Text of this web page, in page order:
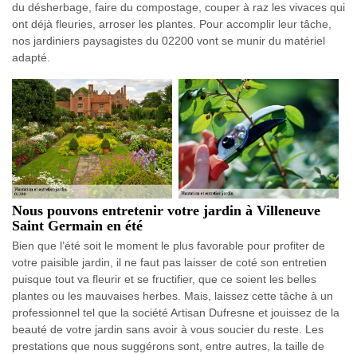
du désherbage, faire du compostage, couper à raz les vivaces qui
ont déjà fleuries, arroser les plantes. Pour accomplir leur tâche,
nos jardiniers paysagistes du 02200 vont se munir du matériel
adapté.
Nous pouvons entretenir votre jardin à Villeneuve
Saint Germain en été
Bien que l’été soit le moment le plus favorable pour profiter de
votre paisible jardin, il ne faut pas laisser de coté son entretien
puisque tout va fleurir et se fructifier, que ce soient les belles
plantes ou les mauvaises herbes. Mais, laissez cette tâche à un
professionnel tel que la société Artisan Dufresne et jouissez de la
beauté de votre jardin sans avoir à vous soucier du reste. Les
prestations que nous suggérons sont, entre autres, la taille de